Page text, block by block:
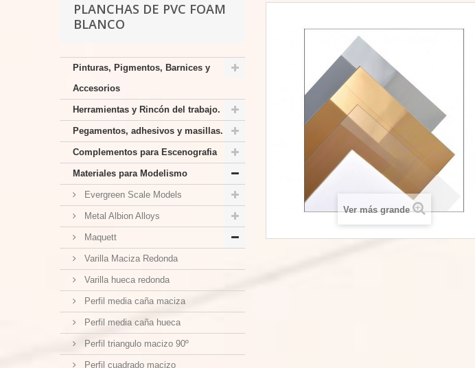
PLANCHAS DE PVC FOAM
BLANCO
Pinturas, Pigmentos, Barnices y
Accesorios
Herramientas y Rincón del trabajo.
Pegamentos, adhesivos y masillas.
Complementos para Escenografia
Materiales para Modelismo
Evergreen Scale Models
Metal Albion Alloys
Maquett
Varilla Maciza Redonda
Varilla hueca redonda
Perfil media caña maciza
Perfil media caña hueca
Perfil triangulo macizo 90º
Perfil cuadrado macizo
Ver más grande